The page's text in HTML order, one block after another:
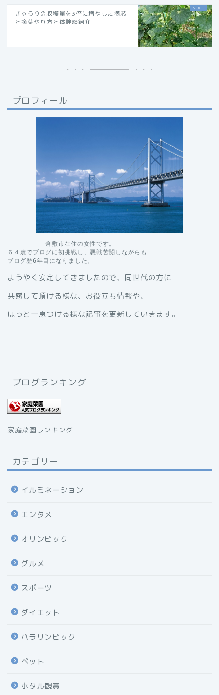
きゅうりの収穫量を3倍に増やした摘芯
と摘葉やり方と体験談紹介
プロフィール
倉敷市在住の女性です。
６４歳でブログに初挑戦し、悪戦苦闘しながらも
ブログ歴6年目になりました。
ようやく安定してきましたので、同世代の方に
共感して頂ける様な、お役立ち情報や、
ほっと一息つける様な記事を更新していきます。
ブログランキング
家庭菜園ランキング
カテゴリー
イルミネーション
エンタメ
オリンピック
グルメ
スポーツ
ダイエット
パラリンピック
ペット
ホタル観賞